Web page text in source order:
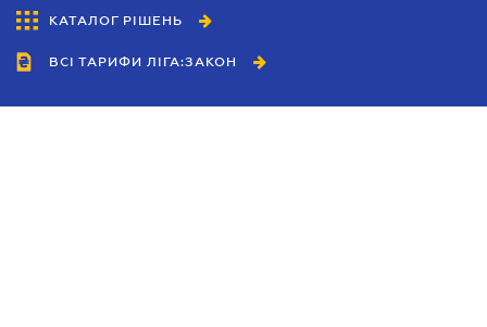
КАТАЛОГ РІШЕНЬ
ВСІ ТАРИФИ ЛІГА:ЗАКОН